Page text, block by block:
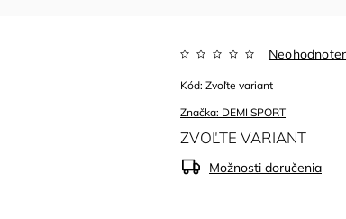
Značka: DEMI SPORT
Kód: Zvoľte variant
ZVOĽTE VARIANT
Možnosti doručenia